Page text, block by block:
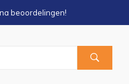
na beoordelingen!